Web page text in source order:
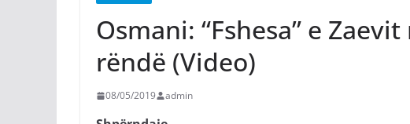
Osmani: “Fshesa” e
rëndë (Video)
08/05/2019 admin